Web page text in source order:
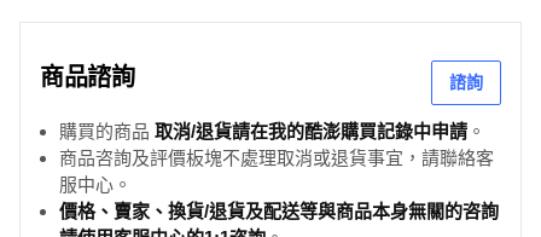
商品諮詢 諮詢
購買的商品 取消/退貨請在我的酷澎購買記錄中申請 。
商品咨詢及評價板塊不處理取消或退貨事宜，請聯絡客
服中心。
價格、賣家、換貨/退貨及配送等與商品本身無關的咨詢